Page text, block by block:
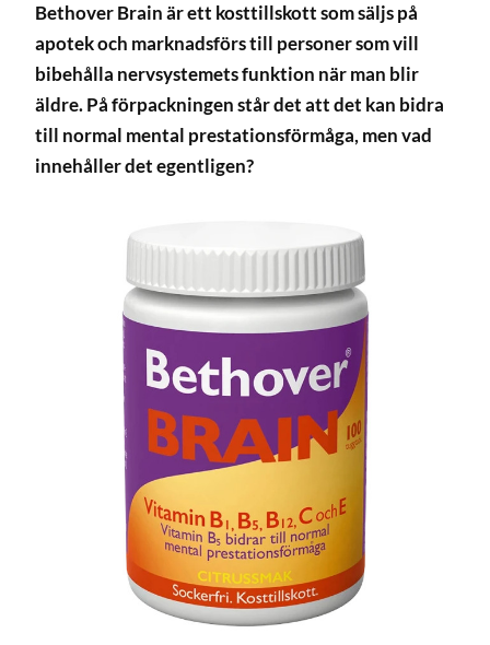
Bethover Brain är ett kosttillskott som säljs på
apotek och marknadsförs till personer som vill
bibehålla nervsystemets funktion när man blir
äldre. På förpackningen står det att det kan bidra
till normal mental prestationsförmåga, men vad
innehåller det egentligen?